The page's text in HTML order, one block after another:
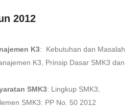
2012
K3: Kebutuhan dan Masalah
K3, Prinsip Dasar SMK3 dan
SMK3: Lingkup SMK3,
SMK3: PP No. 50 2012